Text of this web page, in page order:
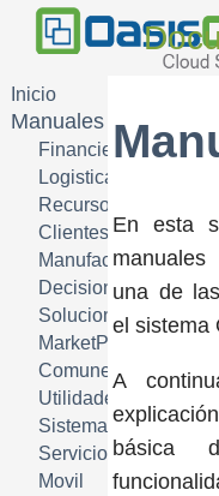
Inicio
Manuales
Financiera FIN
Logistica SCM
Recursos Humanos
Clientes CRM
Manufactura MRP
Decisiones DSS
Soluciones Industria
MarketPlace
Comunes
Utilidades
Sistema
Servicios
Movil
En esta
una de
el sistema
A
básica